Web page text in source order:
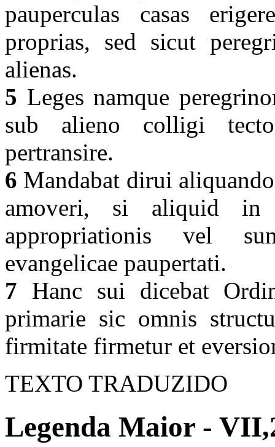
pauperculas casas
proprias, sed sicut
alienas.
5 Leges namque
sub alieno colligi
pertransire.
6 Mandabat dirui
amoveri, si aliquid in
appropriationis vel
evangelicae paupertati.
7 Hanc sui dicebat
primarie sic omnis
firmitate firmetur et
TEXTO TRADUZIDO
Legenda Maior -